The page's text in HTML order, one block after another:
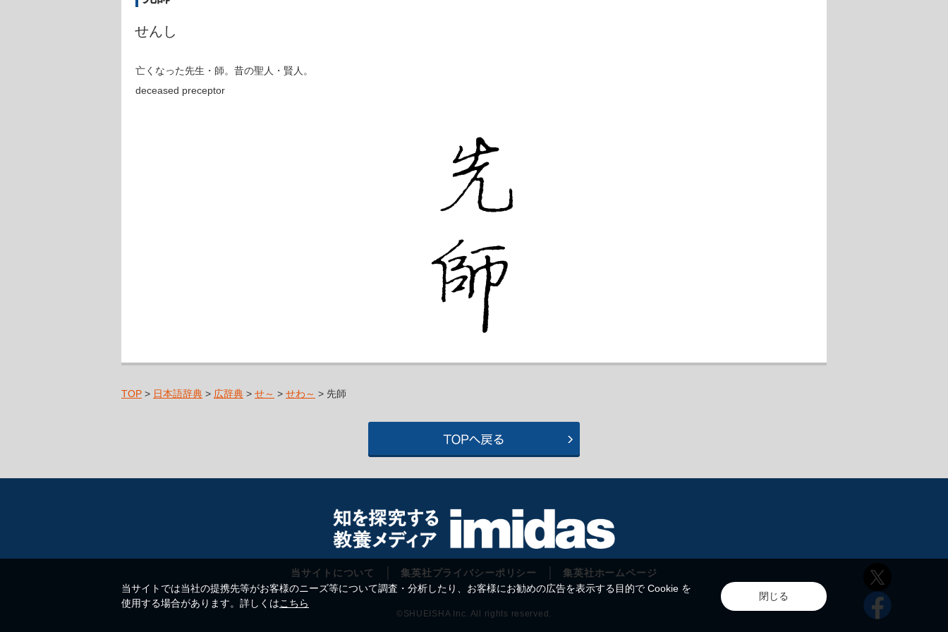
せんし
亡くなった先生・師。昔の聖人・賢人。
deceased preceptor
TOP > 日本語辞典 > 広辞典 > せ～ > せわ～ > 先師
当サイトについて 集英社プライバシーポリシー 集英社ホームページ
©SHUEISHA Inc. All rights reserved.
当サイトでは当社の提携先等がお客様のニーズ等について調査・分析したり、お客様にお勧めの広告を表示する目的で Cookie を
使用する場合があります。詳しくはこちら
閉じる